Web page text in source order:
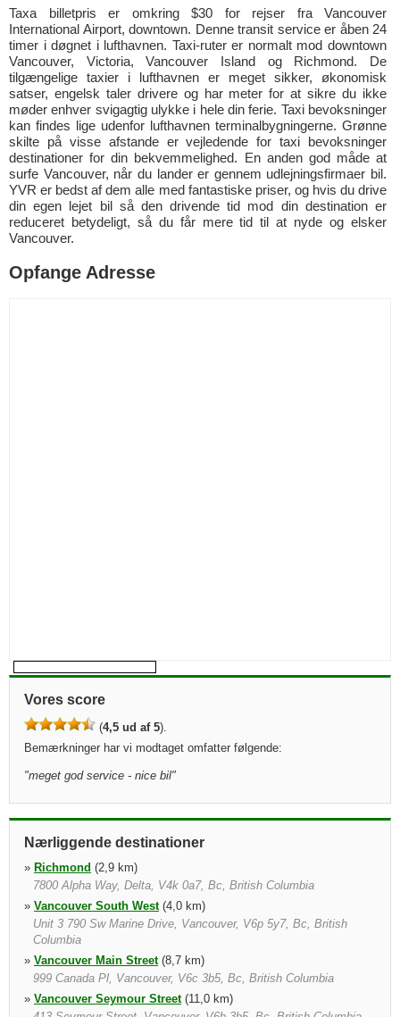
Taxa billetpris er omkring $30 for rejser fra Vancouver
International Airport, downtown. Denne transit service er åben 24
timer i døgnet i lufthavnen. Taxi-ruter er normalt mod downtown
Vancouver, Victoria, Vancouver Island og Richmond. De
tilgængelige taxier i lufthavnen er meget sikker, økonomisk
satser, engelsk taler drivere og har meter for at sikre du ikke
møder enhver svigagtig ulykke i hele din ferie. Taxi bevoksninger
kan findes lige udenfor lufthavnen terminalbygningerne. Grønne
skilte på visse afstande er vejledende for taxi bevoksninger
destinationer for din bekvemmelighed. En anden god måde at
surfe Vancouver, når du lander er gennem udlejningsfirmaer bil.
YVR er bedst af dem alle med fantastiske priser, og hvis du drive
din egen lejet bil så den drivende tid mod din destination er
reduceret betydeligt, så du får mere tid til at nyde og elsker
Vancouver.
Opfange Adresse
Vores score
(4,5 ud af 5).
Bemærkninger har vi modtaget omfatter følgende:
"meget god service - nice bil"
Nærliggende destinationer
» Richmond (2,9 km)
7800 Alpha Way, Delta, V4k 0a7, Bc, British Columbia
» Vancouver South West(4,0 km)
Unit 3 790 Sw Marine Drive, Vancouver, V6p 5y7, Bc, British
Columbia
» Vancouver Main Street(8,7 km)
999 Canada Pl, Vancouver, V6c 3b5, Bc, British Columbia
» Vancouver Seymour Street(11,0 km)